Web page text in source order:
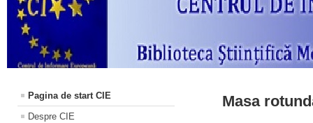
Pagina de start CIE
Despre CIE
Masa